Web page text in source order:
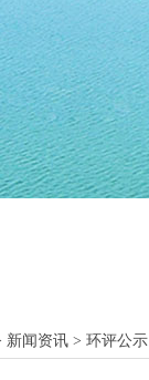
新闻资讯 > 环评公示